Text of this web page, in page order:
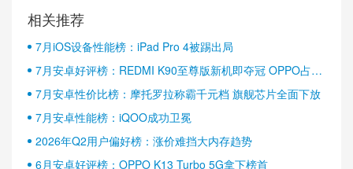
相关推荐
7月iOS设备性能榜：iPad Pro 4被踢出局
7月安卓好评榜：REDMI K90至尊版新机即夺冠 OPPO占据
半壁江山
7月安卓性价比榜：摩托罗拉称霸千元档 旗舰芯片全面下放
7月安卓性能榜：iQOO成功卫冕
2026年Q2用户偏好榜：涨价难挡大内存趋势
6月安卓好评榜：OPPO K13 Turbo 5G拿下榜首